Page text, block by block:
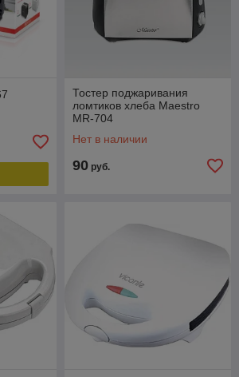
Тостер поджаривания
ломтиков хлеба Maestro
MR-704
Нет в наличии
90 руб.